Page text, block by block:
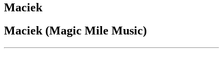
Maciek
Maciek (Magic Mile Music)